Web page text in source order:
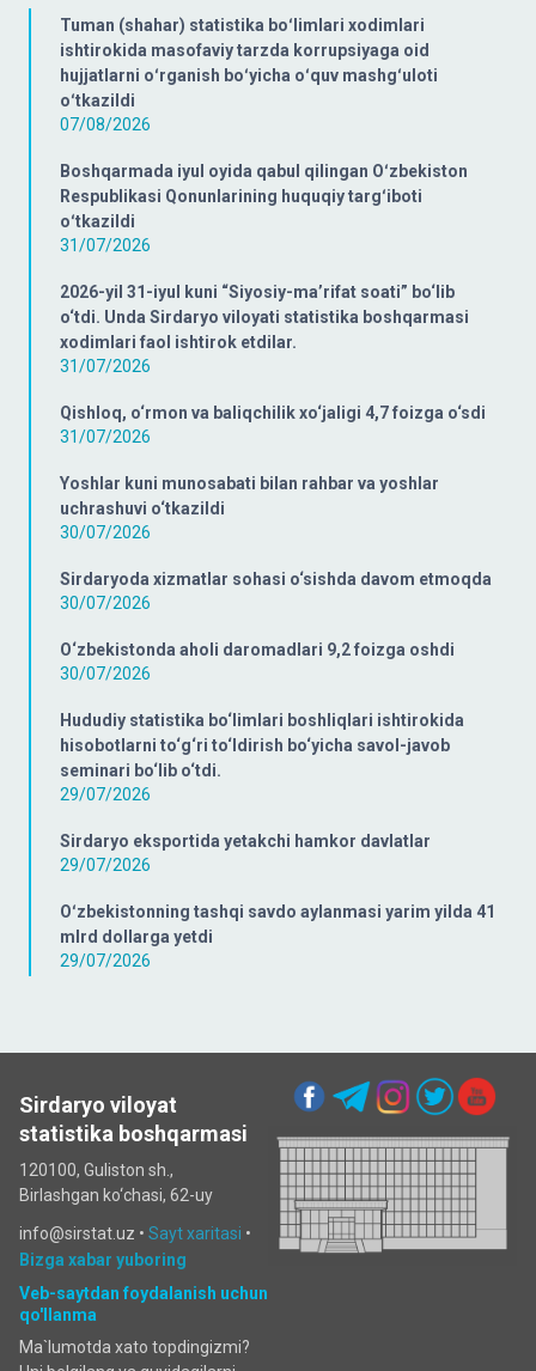
Tuman (shahar) statistika boʻlimlari xodimlari
ishtirokida masofaviy tarzda korrupsiyaga oid
hujjatlarni oʻrganish boʻyicha oʻquv mashgʻuloti
oʻtkazildi
07/08/2026
Boshqarmada iyul oyida qabul qilingan Oʻzbekiston
Respublikasi Qonunlarining huquqiy targʻiboti
oʻtkazildi
31/07/2026
2026-yil 31-iyul kuni “Siyosiy-ma’rifat soati” bo‘lib
o‘tdi. Unda Sirdaryo viloyati statistika boshqarmasi
xodimlari faol ishtirok etdilar.
31/07/2026
Qishloq, o‘rmon va baliqchilik xo‘jaligi 4,7 foizga o‘sdi
31/07/2026
Yoshlar kuni munosabati bilan rahbar va yoshlar
uchrashuvi o‘tkazildi
30/07/2026
Sirdaryoda xizmatlar sohasi o‘sishda davom etmoqda
30/07/2026
O‘zbekistonda aholi daromadlari 9,2 foizga oshdi
30/07/2026
Hududiy statistika bo‘limlari boshliqlari ishtirokida
hisobotlarni to‘g‘ri to‘ldirish bo‘yicha savol-javob
seminari bo‘lib o‘tdi.
29/07/2026
Sirdaryo eksportida yetakchi hamkor davlatlar
29/07/2026
Oʻzbekistonning tashqi savdo aylanmasi yarim yilda 41
mlrd dollarga yetdi
29/07/2026
Sirdaryo viloyat
statistika boshqarmasi
120100, Guliston sh.,
Birlashgan ko‘chаsi, 62-uy
info@sirstat.uz • Sayt xaritasi •
Bizga xabar yuboring
Veb-saytdan foydalanish uchun
qo'llanma
Ma`lumotda xato topdingizmi?